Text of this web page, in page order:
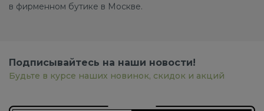
в фирменном бутике в Москве.
Подписывайтесь на наши новости!
Будьте в курсе наших новинок, скидок и акций